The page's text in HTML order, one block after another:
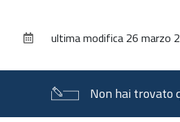
ultima modifica 26 marzo
Non hai trovato